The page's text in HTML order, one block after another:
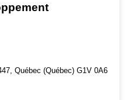
Québec (Québec) G1V 0A6
Youtube